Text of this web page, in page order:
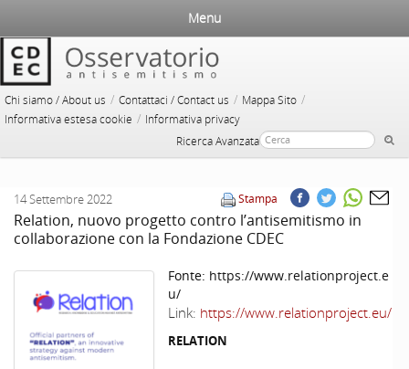
Chi siamo / About us / Contattaci / Contact us / Mappa Sito /
Informativa estesa cookie / Informativa privacy
Ricerca Avanzata
Menu
Stampa
14 Settembre 2022
Relation, nuovo progetto contro l’antisemitismo in
collaborazione con la Fondazione CDEC
Fonte: https://www.relationproject.e
u/
Link: https://www.relationproject.eu/
RELATION